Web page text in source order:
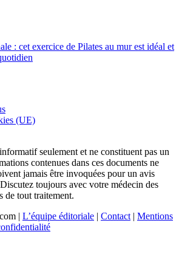
: cet exercice de Pilates au mur est idéal et
(UE)
seulement et ne constituent pas un
contenues dans ces documents ne
jamais être invoquées pour un avis
toujours avec votre médecin des
de tout traitement.
| L’équipe éditoriale | Contact | Mentions